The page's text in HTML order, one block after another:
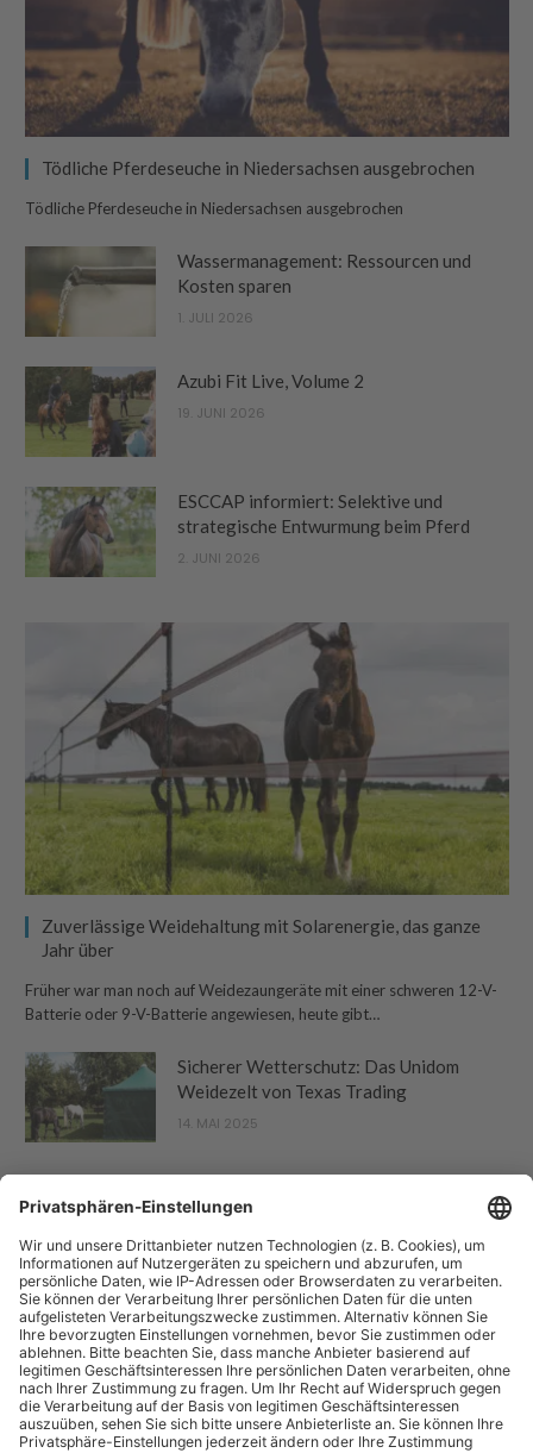
Tödliche Pferdeseuche in Niedersachsen ausgebrochen
Tödliche Pferdeseuche in Niedersachsen ausgebrochen
Wassermanagement: Ressourcen und
Kosten sparen
1. JULI 2026
Azubi Fit Live, Volume 2
19. JUNI 2026
ESCCAP informiert: Selektive und
strategische Entwurmung beim Pferd
2. JUNI 2026
Zuverlässige Weidehaltung mit Solarenergie, das ganze
Jahr über
Früher war man noch auf Weidezaungeräte mit einer schweren 12-V-
Batterie oder 9-V-Batterie angewiesen, heute gibt…
Sicherer Wetterschutz: Das Unidom
Weidezelt von Texas Trading
14. MAI 2025